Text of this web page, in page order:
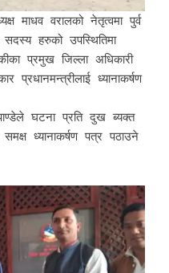
माधव वरालको नेतृत्वमा पुर्व
हरुको उपस्थितिमा
प्रमुख जिल्ला अधिकारी
प्रधानमन्त्रीलाई ध्यानाकर्षण
घटना प्रति दुख ब्यक्त
ध्यानाकर्षण पत्र पठाउने